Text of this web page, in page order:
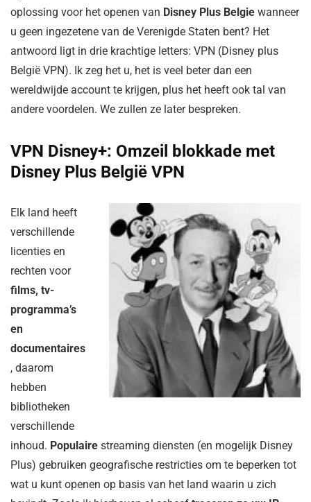
oplossing voor het openen van Disney Plus Belgie wanneer
u geen ingezetene van de Verenigde Staten bent? Het
antwoord ligt in drie krachtige letters: VPN (Disney plus
België VPN). Ik zeg het u, het is veel beter dan een
wereldwijde account te krijgen, plus het heeft ook tal van
andere voordelen. We zullen ze later bespreken.
VPN Disney+: Omzeil blokkade met
Disney Plus België VPN
Elk land heeft
verschillende
licenties en
rechten voor
films, tv-
programma’s
en
documentaires
, daarom
hebben
bibliotheken
verschillende
inhoud. Populaire streaming diensten (en mogelijk Disney
Plus) gebruiken geografische restricties om te beperken tot
wat u kunt openen op basis van het land waarin u zich